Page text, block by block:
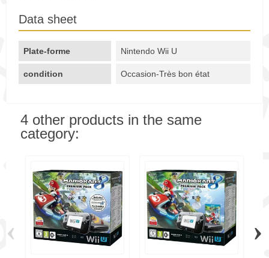
Data sheet
Plate-forme Nintendo Wii U
condition Occasion-Très bon état
4 other products in the same
category:
‹ ›